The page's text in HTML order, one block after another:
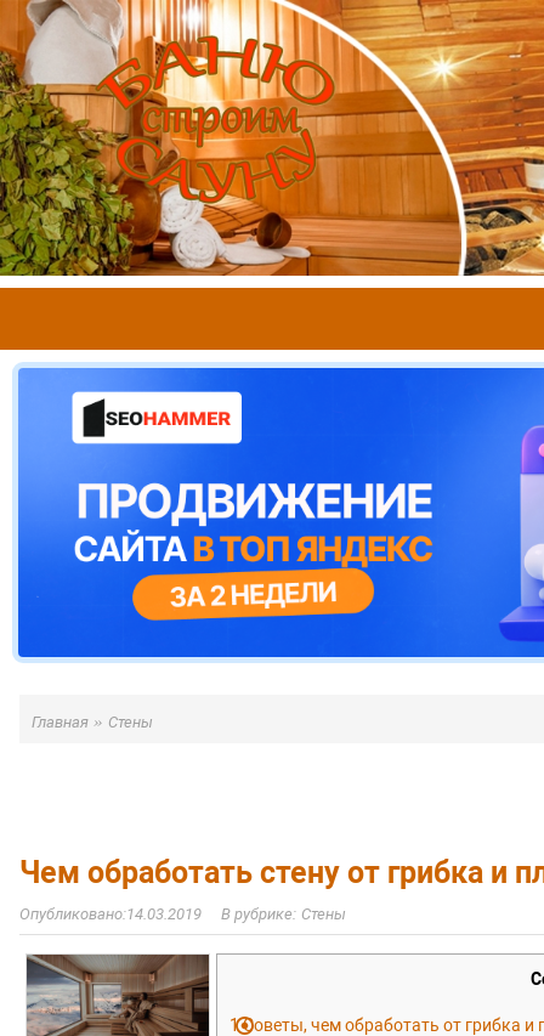
Главная » Стены
Чем обработать стену от грибка и
14.03.2019 Стены
1Советы, чем обработать от грибка и